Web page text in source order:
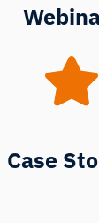
Case